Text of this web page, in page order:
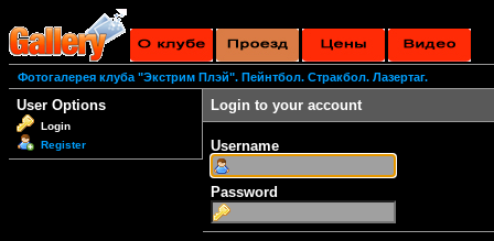
Фотогалерея клуба "Экстрим Плэй". Пейнтбол. Стракбол. Лазертаг.
User Options
Login
Register
Login to your account
Username
Password